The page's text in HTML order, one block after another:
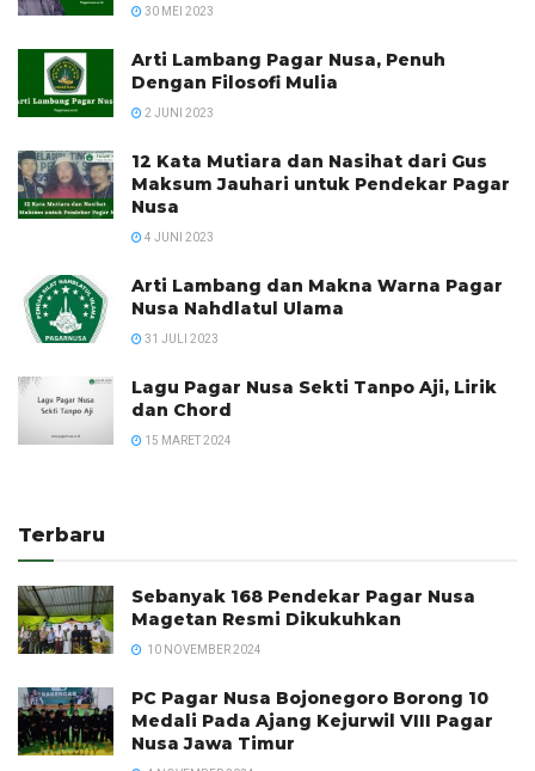
30 MEI 2023
Arti Lambang Pagar Nusa, Penuh
Dengan Filosofi Mulia
2 JUNI 2023
12 Kata Mutiara dan Nasihat dari Gus
Maksum Jauhari untuk Pendekar Pagar
Nusa
4 JUNI 2023
Arti Lambang dan Makna Warna Pagar
Nusa Nahdlatul Ulama
31 JULI 2023
Lagu Pagar Nusa Sekti Tanpo Aji, Lirik
dan Chord
15 MARET 2024
Terbaru
Sebanyak 168 Pendekar Pagar Nusa
Magetan Resmi Dikukuhkan
10 NOVEMBER 2024
PC Pagar Nusa Bojonegoro Borong 10
Medali Pada Ajang Kejurwil VIII Pagar
Nusa Jawa Timur